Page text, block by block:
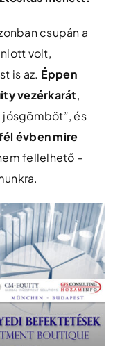
csupán a
volt,
is az. Éppen
vezérkarát,
jósgömböt”, és
évben mire
fellelhető –